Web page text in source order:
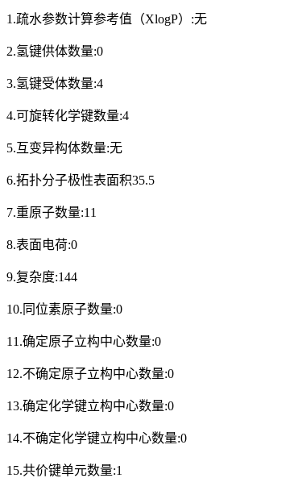
1.疏水参数计算参考值（XlogP）:无
2.氢键供体数量:0
3.氢键受体数量:4
4.可旋转化学键数量:4
5.互变异构体数量:无
6.拓扑分子极性表面积35.5
7.重原子数量:11
8.表面电荷:0
9.复杂度:144
10.同位素原子数量:0
11.确定原子立构中心数量:0
12.不确定原子立构中心数量:0
13.确定化学键立构中心数量:0
14.不确定化学键立构中心数量:0
15.共价键单元数量:1